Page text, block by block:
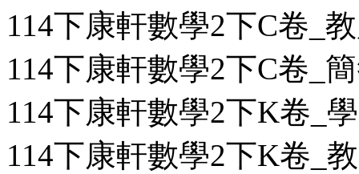
114下康軒數學2下C卷_
114下康軒數學2下C卷_
114下康軒數學2下K卷_
114下康軒數學2下K卷_